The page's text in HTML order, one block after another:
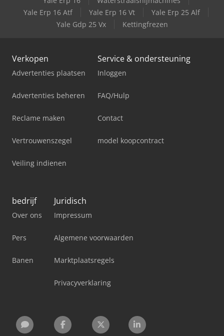
Yale Erp 16 Atf
Yale Erp 16 Vt
Yale Erp 25 Alf
Yale Gdp 25 Vx
Kettingfrezen
Verkopen
Advertenties plaatsen
Advertenties beheren
Reclame maken
Vertrouwenszegel
Veiling indienen
Service & ondersteuning
Inloggen
FAQ/Hulp
Contact
model koopcontract
bedrijf
Over ons
Pers
Banen
Juridisch
Impressum
Algemene voorwaarden
Marktplaatsregels
Privacyverklaring